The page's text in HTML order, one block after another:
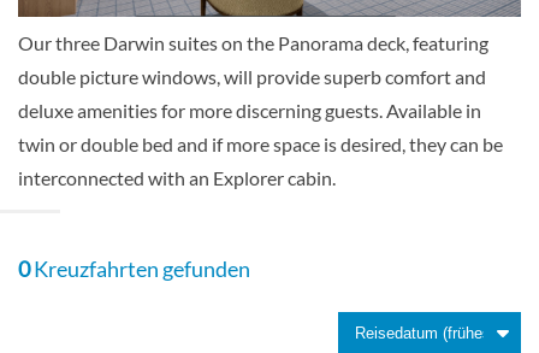
Explorer Cabin-[EP]
Deck 4
Our three Darwin suites on the Panorama deck, featuring
double picture windows, will provide superb comfort and
deluxe amenities for more discerning guests. Available in
twin or double bed and if more space is desired, they can be
interconnected with an Explorer cabin.
0Kreuzfahrten gefunden